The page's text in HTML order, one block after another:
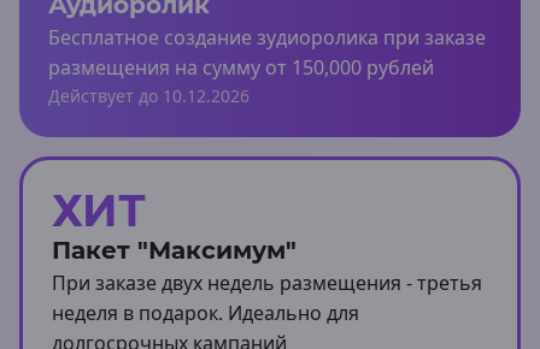
Бесплатное создание зудиоролика при заказе
размещения на сумму от 150,000 рублей
Действует до 10.12.2026
ХИТ
Пакет "Максимум"
При заказе двух недель размещения - третья
неделя в подарок. Идеально для
долгосрочных кампаний
Курганская область
Курган
Шадринск
Курск
Ленинградская область
Волхов
Выборг
Кингисепп
Кириши
Луга